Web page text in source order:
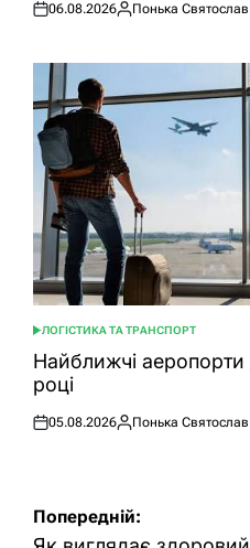
Оприлюднено
06.08.2026
Опубліковано
Понька Святослав
ОПУБЛІКУВАТИ
У
ЛОГІСТИКА ТА ТРАНСПОРТ
Найближчі
році
Оприлюднено
05.08.2026
Опубліковано
Понька Святослав
Навігація
Попередній: